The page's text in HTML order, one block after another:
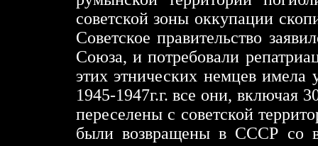
советской зоны оккупации
Советское правительство
Союза, и потребовали
этих этнических немцев
1945-1947г.г. все они, включая
переселены с советской
были возвращены в СССР со